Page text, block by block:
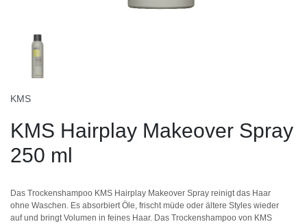
KMS
KMS Hairplay Makeover Spray
250 ml
Das Trockenshampoo KMS Hairplay Makeover Spray reinigt das Haar
ohne Waschen. Es absorbiert Öle, frischt müde oder ältere Styles wieder
auf und bringt Volumen in feines Haar. Das Trockenshampoo von KMS